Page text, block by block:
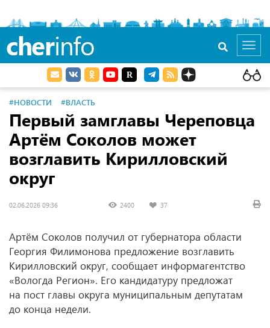
cherinfo
#НОВОСТИ #ВЛАСТЬ
Первый замглавы Череповца
Артём Соколов может
возглавить Кирилловский
округ
02.06.2026 09:36 2400 37
Артём Соколов получил от губернатора области
Георгия Филимонова предложение возглавить
Кирилловский округ, сообщает информагентство
«Вологда Регион». Его кандидатуру предложат
на пост главы округа муниципальным депутатам
до конца недели.